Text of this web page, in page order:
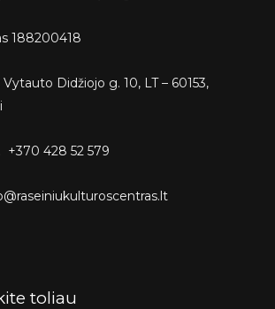
188200418
Vytauto Didžiojo g. 10, LT – 60153,
+370 428 52 579
toliau